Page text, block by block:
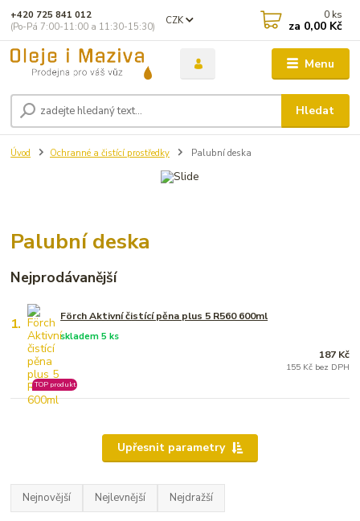
Menu
CZK
Hledat
+420 725 841 012
(Po-Pá 7:00-11:00 a 11:30-15:30)
0 ks
za 0,00 Kč
Úvod Ochranné a čistící prostředky Palubní deska
Palubní deska
Nejprodávanější
1. Förch Aktivní čistící pěna plus 5 R560 600ml
skladem 5 ks
TOP produkt
187 Kč
155 Kč bez DPH
Upřesnit parametry
Nejnovější Nejlevnější Nejdražší